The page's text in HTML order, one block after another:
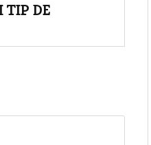
TIP DE